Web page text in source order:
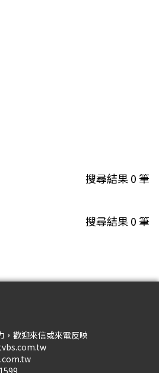
搜尋結果0筆
搜尋結果0筆
，歡迎來信或來電反映